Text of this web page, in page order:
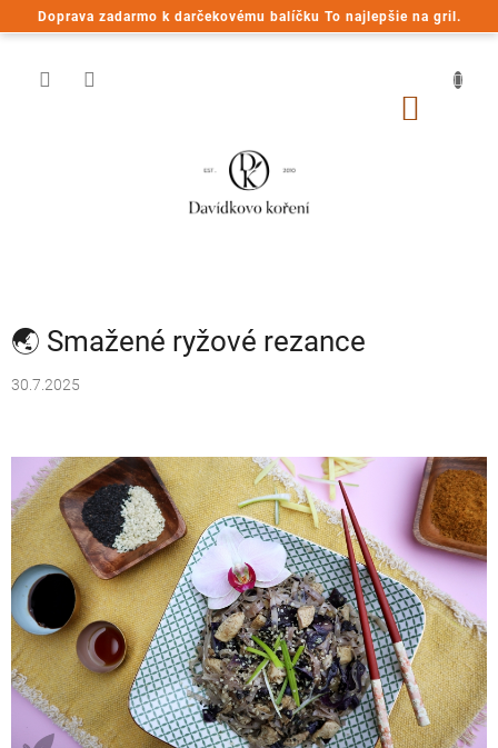
Doprava zadarmo k darčekovému balíčku To najlepšie na gril.
Prejsť
na
🌏 Smažené ryžové rezance
30.7.2025